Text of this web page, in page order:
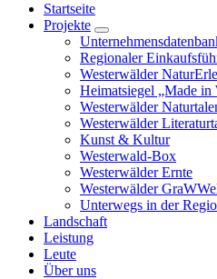
Startseite
Projekte
Regionaler
Westerwälder
Heimatsiegel „Made in
Westerwälder
Westerwälder
Kunst & Kultur
Westerwald-Box
Westerwälder Ernte
Westerwälder
Unterwegs in der
Landschaft
Leistung
Leute
Über uns